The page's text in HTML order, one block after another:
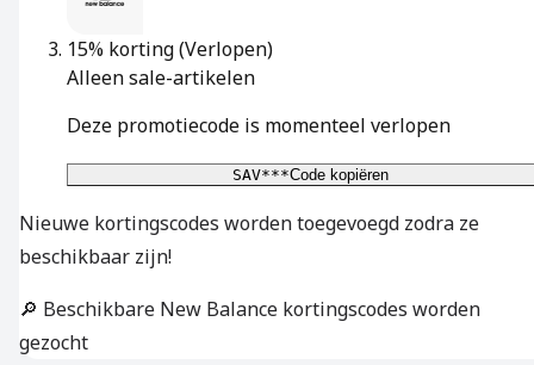
15% korting(Verlopen)
Alleen sale-artikelen
Deze promotiecode is momenteel verlopen
SAV***Code kopiëren
Nieuwe kortingscodes worden toegevoegd zodra ze
beschikbaar zijn!
🔎 Beschikbare New Balance kortingscodes worden
gezocht